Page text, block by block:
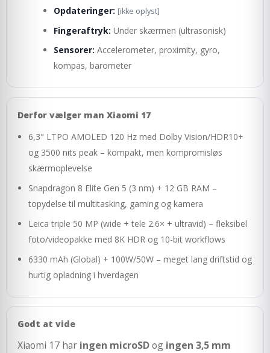
Opdateringer: [ikke oplyst]
Fingeraftryk: Under skærmen (ultrasonisk)
Sensorer: Accelerometer, proximity, gyro,
kompas, barometer
Derfor vælger man Xiaomi 17
6,3" LTPO AMOLED 120 Hz med Dolby Vision/HDR10+
og 3500 nits peak – kompakt, men kompromisløs
skærmoplevelse
Snapdragon 8 Elite Gen 5 (3 nm) + 12 GB RAM –
topydelse til multitasking, gaming og kamera
Leica triple 50 MP (wide + tele 2.6× + ultravid) – fleksibel
foto/videopakke med 8K HDR og 10-bit workflows
6330 mAh (Global) + 100W/50W – meget lang driftstid og
hurtig opladning i hverdagen
Godt at vide
Xiaomi 17 har ingen microSDog ingen 3,5 mm